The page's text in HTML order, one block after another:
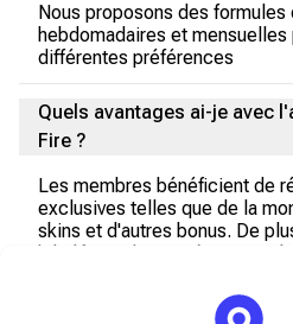
Nous proposons des formules
hebdomadaires et mensuelles
différentes préférences
Quels avantages ai-je avec
Fire ?
Les membres bénéficient de
exclusives telles que de la
skins et d'autres bonus. De
bénéficier d'un accès anticipé
Comment puis-je acheter un